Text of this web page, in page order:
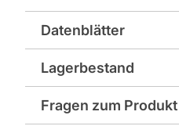
Dekor Ausführung:
Farbe: silber
Material: Edelstahl
Datenblätter
Technisches Merkblatt
Lagerbestand
Fragen zum Produkt